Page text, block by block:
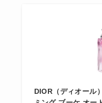
DIOR（ディオール